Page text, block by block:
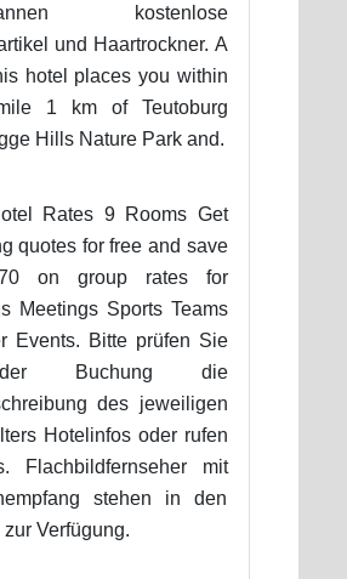
kostenlose
und Haartrockner. A
hotel places you within
1 km of Teutoburg
Hills Nature Park and.
Rates 9 Rooms Get
quotes for free and save
on group rates for
Meetings Sports Teams
Events. Bitte prüfen Sie
Buchung die
des jeweiligen
Hotelinfos oder rufen
Flachbildfernseher mit
stehen in den
Verfügung.